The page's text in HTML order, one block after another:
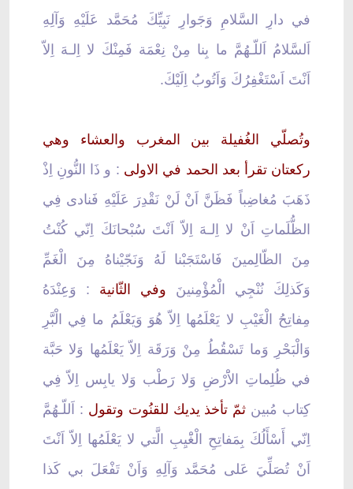
في دارِ السَّلامِ وَجَوارِ نَبِيِّكَ مُحَمَّد عَلَيْهِ وَآلِهِ
اَلسَّلامُ اَللّـهُمَّ ما بِنا مِنْ نِعْمَة فَمِنْكَ لا اِلـهَ اِلاّ
اَنْتَ اَسْتَغْفِرُكَ وَاَتُوبُ اِلَيْكَ.
وتُصلّي الغُفيلة بين المغرب والعشاء وهي
ركعتان تقرأ بعد الحمد في الاولى : و ذَا النُّونِ اِذْ
ذَهَبَ مُغاضِباً فَظَنَّ اَنْ لَنْ نَقْدِرَ عَلَيْهِ فَنادى فِي
الظُّلَماتِ اَنْ لا اِلـهَ اِلاّ اَنْتَ سُبْحانَكَ اِنّي كُنْتُ
مِنَ الظّالِمينَ فَاسْتَجَبْنا لَهُ وَنَجّيْناهُ مِنَ الْغَمِّ
وَكَذلِكَ نُنْجِي الْمُؤْمِنينَ وفي الثّانية : وَعِنْدَهُ
مِفاتِحُ الْغَيْبِ لا يَعْلَمُها اِلاّ هُوَ وَيَعْلَمُ ما فِي الْبَّرِ
وَالْبَحْرِ وَما تَسْقُطُ مِنْ وَرَقَة اِلاّ يَعْلَمُها وَلا حَبَّة
في ظُلِماتِ الاَْرْضِ وَلا رَطْب وَلا يابِس اِلاّ فِي
كِتاب مُبين ثمّ تأخذ يديك للقنُوت وتقول : اَللّـهُمَّ
اِنّي أَسْأَلُكَ بِمَفاتِحِ الْغَْيِبِ الَّتي لا يَعْلَمُها اِلاّ اَنْتَ
اَنْ تُصَلِّيَ عَلى مُحَمَّد وَآلِهِ وَاَنْ تَفْعَلَ بي كَذا